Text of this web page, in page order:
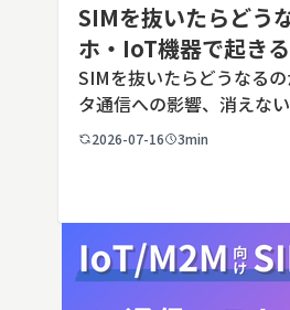
SIMを抜いたらどう
ホ・IoT機器で起き
点を解説
SIMを抜いたらどうなる
タ通信への影響、消えな
端末譲渡時の注意点を整理
2026-07-16 3min